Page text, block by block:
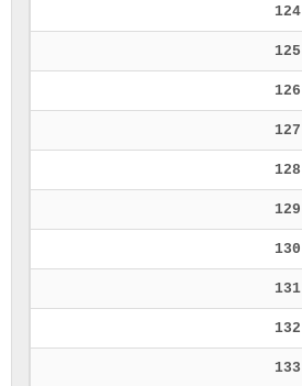
124
125
126
127
128
129
130
131
132
133